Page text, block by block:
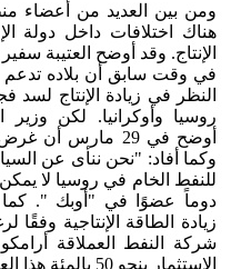
ومن بين العديد من أعضاء
هناك اختلافات داخل دولة
الإنتاج. وقد أوضح العتيبة
في وقت سابق أن بلاده تدعم
النظر في زيادة الإنتاج
روسيا وأوكرانيا. لكن وزير
أوضح في 29 مارس
وكما أفاد: "نحن ننأى عن
للنفط الخام في روسيا لا
دوماً عضوًا في "أوبك ". كما
زيادة الطاقة الإنتاجية وفقًا
شركة النفط العملاقة
الاستثمار بنحو 50 بالمئة هذا العام.